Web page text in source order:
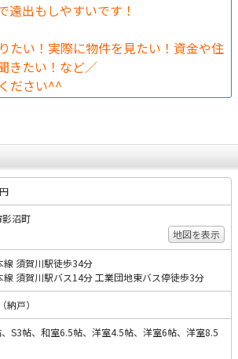
遠出もしやすいです！
たい！実際に物件を見たい！資金や住
きたい！など／
ださい^^
影沼町
地図を表示
線 須賀川駅徒歩34分
線 須賀川駅バス14分 工業団地東バス停徒歩3分
納戸）
S3帖、和室6.5帖、洋室4.5帖、洋室6帖、洋室8.5